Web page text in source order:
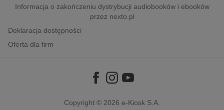
Informacja o zakończeniu dystrybucji audiobooków i ebooków
przez nexto.pl
Deklaracja dostępności
Oferta dla firm
Copyright © 2026 e-Kiosk S.A.